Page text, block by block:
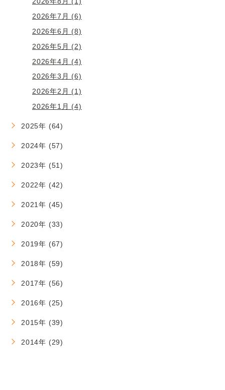
2026年7月 (6)
2026年6月 (8)
2026年5月 (2)
2026年4月 (4)
2026年3月 (6)
2026年2月 (1)
2026年1月 (4)
2025年 (64)
2024年 (57)
2023年 (51)
2022年 (42)
2021年 (45)
2020年 (33)
2019年 (67)
2018年 (59)
2017年 (56)
2016年 (25)
2015年 (39)
2014年 (29)